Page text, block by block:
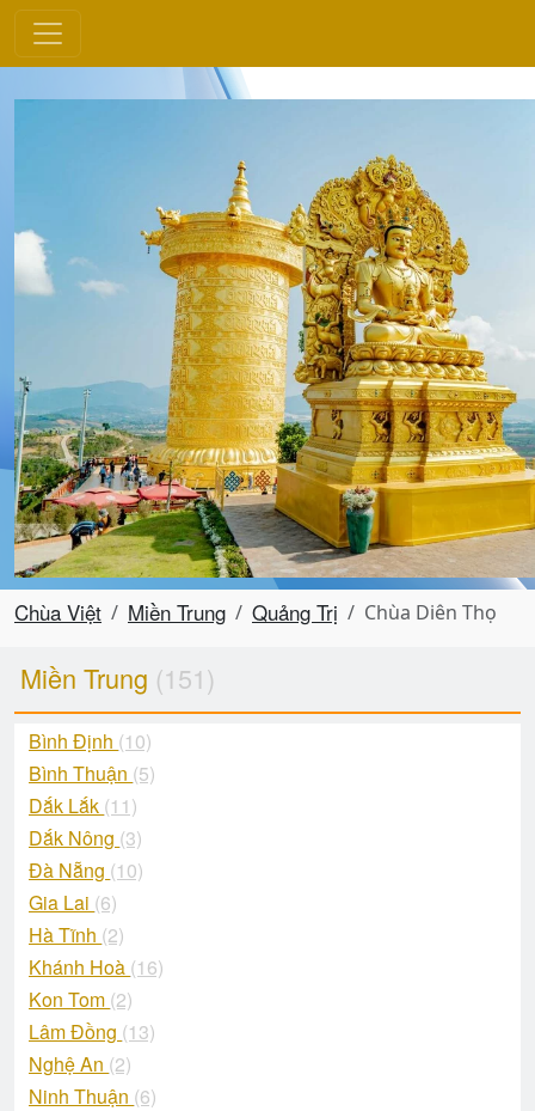
Chùa Việt Miền Trung Quảng Trị Chùa Diên Thọ
Miền Trung (151)
Bình Định (10)
Bình Thuận (5)
Dắk Lắk (11)
Dắk Nông (3)
Đà Nẵng (10)
Gia Lai (6)
Hà Tĩnh (2)
Khánh Hoà (16)
Kon Tom (2)
Lâm Đồng (13)
Nghệ An (2)
Ninh Thuận (6)